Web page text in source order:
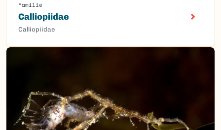
Familie
Calliopiidae
Calliopiidae